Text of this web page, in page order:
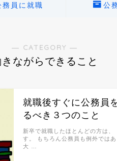
務員に就職 公
― CATEGORY ―
ながらできること
就職後すぐに公務員
るべき３つのこと
新卒で就職したほとんどの方は
す。 もちろん公務員も例外では
大 …